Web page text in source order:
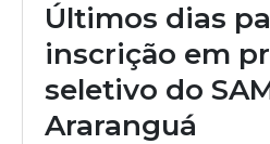
Últimos dias
inscrição em
seletivo do
Araranguá